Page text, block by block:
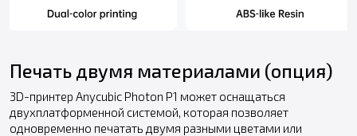
Печать двумя материалами (опция)
3D-принтер Anycubic Photon P1 может оснащаться
двухплатформенной системой, которая позволяет
одновременно печатать двумя разными цветами или